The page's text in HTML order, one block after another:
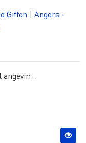
Giffon | Angers -